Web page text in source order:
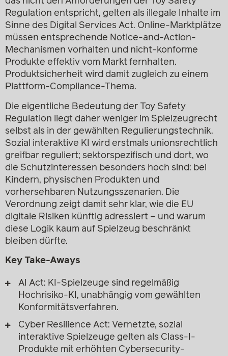
Regulation entspricht, gelten als illegale Inhalte im
Sinne des Digital Services Act. Online-Marktplätze
müssen entsprechende Notice-and-Action-
Mechanismen vorhalten und nicht-konforme
Produkte effektiv vom Markt fernhalten.
Produktsicherheit wird damit zugleich zu einem
Plattform-Compliance-Thema.
Die eigentliche Bedeutung der Toy Safety
Regulation liegt daher weniger im Spielzeugrecht
selbst als in der gewählten Regulierungstechnik.
Sozial interaktive KI wird erstmals unionsrechtlich
greifbar reguliert; sektorspezifisch und dort, wo
die Schutzinteressen besonders hoch sind: bei
Kindern, physischen Produkten und
vorhersehbaren Nutzungsszenarien. Die
Verordnung zeigt damit sehr klar, wie die EU
digitale Risiken künftig adressiert – und warum
diese Logik kaum auf Spielzeug beschränkt
bleiben dürfte.
Key Take-Aways
AI Act: KI-Spielzeuge sind regelmäßig
Hochrisiko-KI, unabhängig vom gewählten
Konformitätsverfahren.
Cyber Resilience Act: Vernetzte, sozial
interaktive Spielzeuge gelten als Class-I-
Produkte mit erhöhten Cybersecurity-